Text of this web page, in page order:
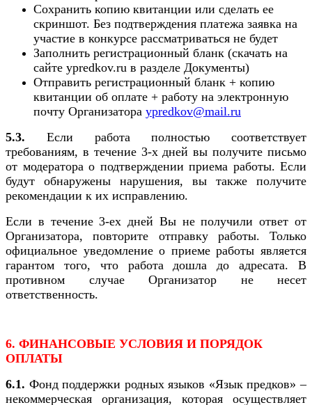
Сохранить копию квитанции или сделать ее
скриншот. Без подтверждения платежа заявка на
участие в конкурсе рассматриваться не будет
Заполнить регистрационный бланк (скачать на
сайте ypredkov.ru в разделе Документы)
Отправить регистрационный бланк + копию
квитанции об оплате + работу на электронную
почту Организатора ypredkov@mail.ru
5.3. Если работа полностью соответствует
требованиям, в течение 3-х дней вы получите письмо
от модератора о подтверждении приема работы. Если
будут обнаружены нарушения, вы также получите
рекомендации к их исправлению.
Если в течение 3-ех дней Вы не получили ответ от
Организатора, повторите отправку работы. Только
официальное уведомление о приеме работы является
гарантом того, что работа дошла до адресата. В
противном случае Организатор не несет
ответственность.
6. ФИНАНСОВЫЕ УСЛОВИЯ И ПОРЯДОК
ОПЛАТЫ
6.1. Фонд поддержки родных языков «Язык предков» –
некоммерческая организация, которая осуществляет